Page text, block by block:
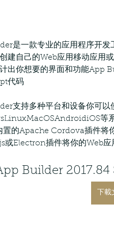
是一款专业的应用程序开发
建自己的Web应用移动应用
出你想要的界面和功能App
代码
支持多种平台和设备你可以
等
的Apache Cordova插件将
或Electron插件将你的Web应
Builder 2017.84
下